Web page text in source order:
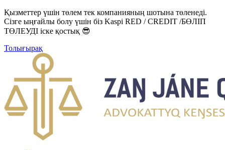
Қызметтер үшін төлем тек компанияның шотына төленеді.
Сізге ыңғайлы болу үшін біз Kaspi RED / CREDIT /БӨЛІП
ТӨЛЕУДІ іске қостық 😎
Толығырақ